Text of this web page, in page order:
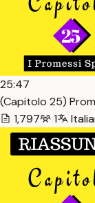
25:47
(Capitolo 25)
1,797
1